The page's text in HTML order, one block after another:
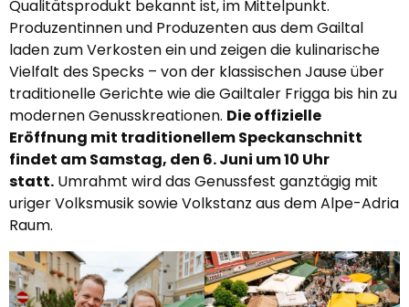
Qualitätsprodukt bekannt ist, im Mittelpunkt.
Produzentinnen und Produzenten aus dem Gailtal
laden zum Verkosten ein und zeigen die kulinarische
Vielfalt des Specks – von der klassischen Jause über
traditionelle Gerichte wie die Gailtaler Frigga bis hin zu
modernen Genusskreationen. Die offizielle
Eröffnung mit traditionellem Speckanschnitt
findet am Samstag, den 6. Juni um 10 Uhr
statt. Umrahmt wird das Genussfest ganztägig mit
uriger Volksmusik sowie Volkstanz aus dem Alpe-Adria
Raum.